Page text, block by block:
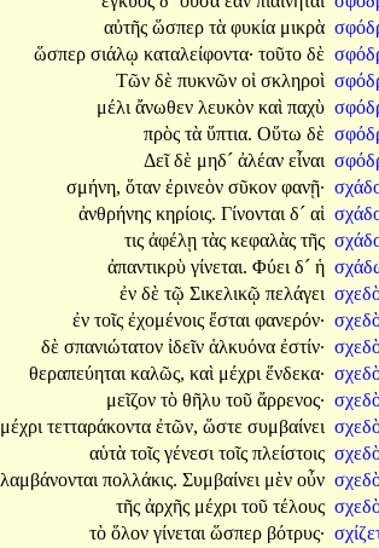
αὐτῆς ὥσπερ τὰ φυκία μικρὰ
ὥσπερ σιάλῳ καταλείφοντα· τοῦτο δὲ
Τῶν δὲ πυκνῶν οἱ σκληροὶ
μέλι ἄνωθεν λευκὸν καὶ παχὺ
πρὸς τὰ ὕπτια. Οὕτω δὲ
Δεῖδὲ μηδ´ ἀλέαν εἶναι
σμήνη, ὅταν ἐρινεὸν σῦκον φανῇ·
ἀνθρήνης κηρίοις. Γίνονται δ´ αἱ
τις ἀφέλῃ τὰς κεφαλὰς τῆς
ἀπαντικρὺ γίνεται. Φύει δ´ ἡ
ἐν δὲ τῷ Σικελικῷ πελάγει
ἐν τοῖς ἐχομένοις ἔσται φανερόν·
δὲ σπανιώτατον ἰδεῖν ἁλκυόνα ἐστίν·
θεραπεύηται καλῶς, καὶ μέχρι ἕνδεκα·
μεῖζον τὸ θῆλυ τοῦ ἄρρενος·
μέχρι τετταράκοντα ἐτῶν, ὥστε συμβαίνει
αὑτὰ τοῖς γένεσι τοῖς πλείστοις
λαμβάνονται πολλάκις. Συμβαίνει μὲν οὖν
τῆς ἀρχῆς μέχρι τοῦ τέλους
τὸ ὅλον γίνεται ὥσπερ βότρυς·